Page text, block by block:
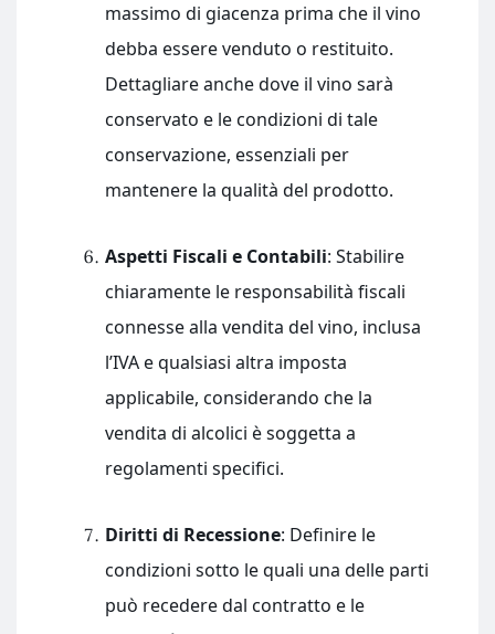
massimo di giacenza prima che il vino
debba essere venduto o restituito.
Dettagliare anche dove il vino sarà
conservato e le condizioni di tale
conservazione, essenziali per
mantenere la qualità del prodotto.
Aspetti Fiscali e Contabili: Stabilire
chiaramente le responsabilità fiscali
connesse alla vendita del vino, inclusa
l’IVA e qualsiasi altra imposta
applicabile, considerando che la
vendita di alcolici è soggetta a
regolamenti specifici.
Diritti di Recessione: Definire le
condizioni sotto le quali una delle parti
può recedere dal contratto e le